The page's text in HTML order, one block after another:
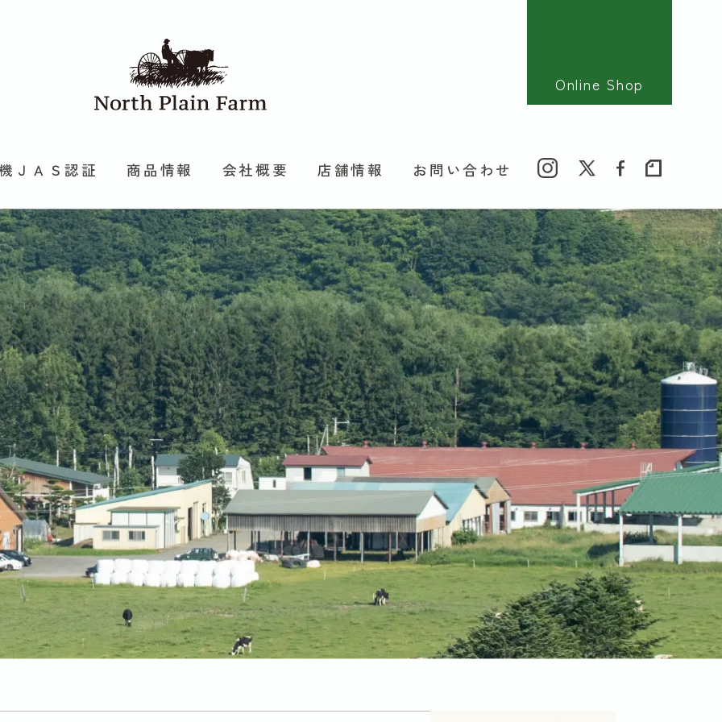
Online Shop
ＪＡＳ認証 商品情報 会社概要 店舗情報 お問い合わせ